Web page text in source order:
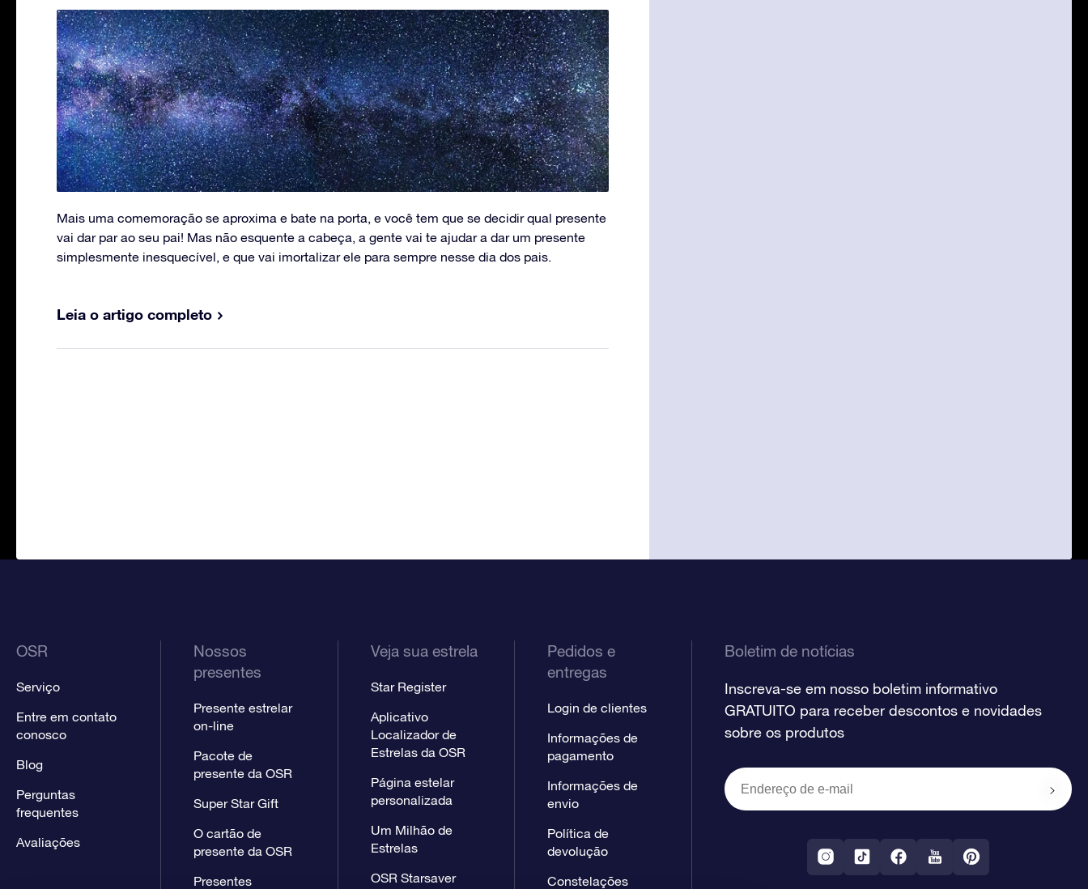
Mais uma comemoração se aproxima e bate na porta, e você tem que se decidir qual presente
vai dar par ao seu pai! Mas não esquente a cabeça, a gente vai te ajudar a dar um presente
simplesmente inesquecível, e que vai imortalizar ele para sempre nesse dia dos pais.
Leia o artigo completo
OSR
Serviço
Entre em contato
conosco
Blog
Perguntas
frequentes
Avaliações
Nossos
presentes
Presente estrelar
on-line
Pacote de
presente da OSR
Super Star Gift
O cartão de
presente da OSR
Presentes
Veja sua estrela
Star Register
Aplicativo
Localizador de
Estrelas da OSR
Página estelar
personalizada
Um Milhão de
Estrelas
OSR Starsaver
Pedidos e
entregas
Login de clientes
Informações de
pagamento
Informações de
envio
Política de
devolução
Constelações
Boletim de notícias
Inscreva-se em nosso boletim informativo
GRATUITO para receber descontos e novidades
sobre os produtos